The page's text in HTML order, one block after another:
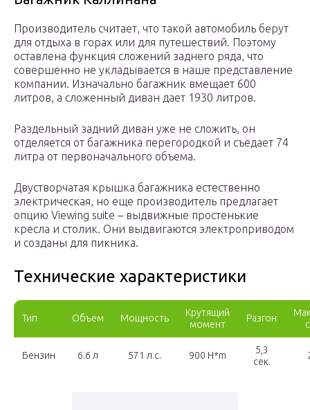
Производитель считает, что такой автомобиль берут
для отдыха в горах или для путешествий. Поэтому
оставлена функция сложений заднего ряда, что
совершенно не укладывается в наше представление
компании. Изначально багажник вмещает 600
литров, а сложенный диван дает 1930 литров.
Раздельный задний диван уже не сложить, он
отделяется от багажника перегородкой и съедает 74
литра от первоначального объема.
Двустворчатая крышка багажника естественно
электрическая, но еще производитель предлагает
опцию Viewing suite – выдвижные простенькие
кресла и столик. Они выдвигаются электроприводом
и созданы для пикника.
Технические характеристики
Тип Объем Мощность
Крутящий
момент
Разгон
Бензин 6.6 л 571 л.с. 900 H*m
5,3
сек.